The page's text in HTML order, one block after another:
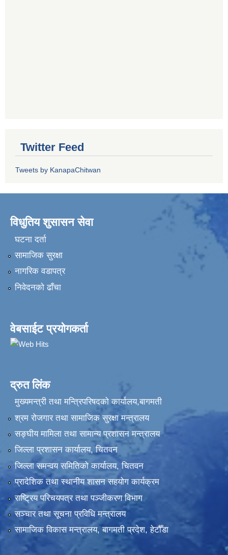
Twitter Feed
Tweets by KanapaChitwan
विधुतिय शुसासन सेवा
घटना दर्ता
सामाजिक सुरक्षा
नागरिक वडापत्र
निवेदनकाे ढाँचा
वेबसाईट प्रयोगकर्ता
द्रुत लिंक
मुख्यमन्त्री तथा मन्त्रिपरिषदको कार्यालय,बागमती
श्रम रोजगार तथा सामाजिक सुरक्षा मन्त्रालय
सङ्‍घीय मामिला तथा सामान्य प्रशासन मन्त्रालय
जिल्ला प्रशासन कार्यालय, चितवन
जिल्ला समन्वय समितिको कार्यालय, चितवन
प्रादेशिक तथा स्थानीय शासन सहयोग कार्यक्रम
राष्ट्रिय परिचयपत्र तथा पञ्‍जीकरण विभाग
सञ्‍चार तथा सूचना प्रविधि मन्त्रालय
सामाजिक विकास मन्त्रालय, बागमती प्रदेश, हेटौँडा